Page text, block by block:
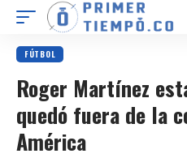
FÚTBOL
Roger Martínez
quedó fuera de la
América